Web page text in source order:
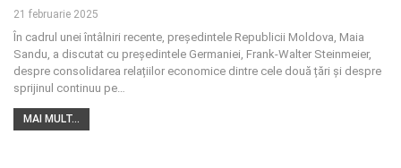
21 februarie 2025
În cadrul unei întâlniri recente, președintele Republicii Moldova, Maia
Sandu, a discutat cu președintele Germaniei, Frank-Walter Steinmeier,
despre consolidarea relațiilor economice dintre cele două țări și despre
sprijinul continuu pe…
MAI MULT...